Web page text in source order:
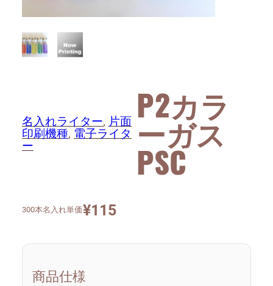
名入れライター, 片面
印刷機種, 電子ライタ
ー
P2カラ
ーガス
PSC
300本名入れ単価¥115
商品仕様